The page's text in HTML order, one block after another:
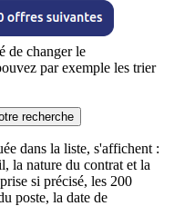
de changer le
par exemple les trier
recherche
dans la liste, s'affichent :
la nature du contrat et la
si précisé, les 200
poste, la date de